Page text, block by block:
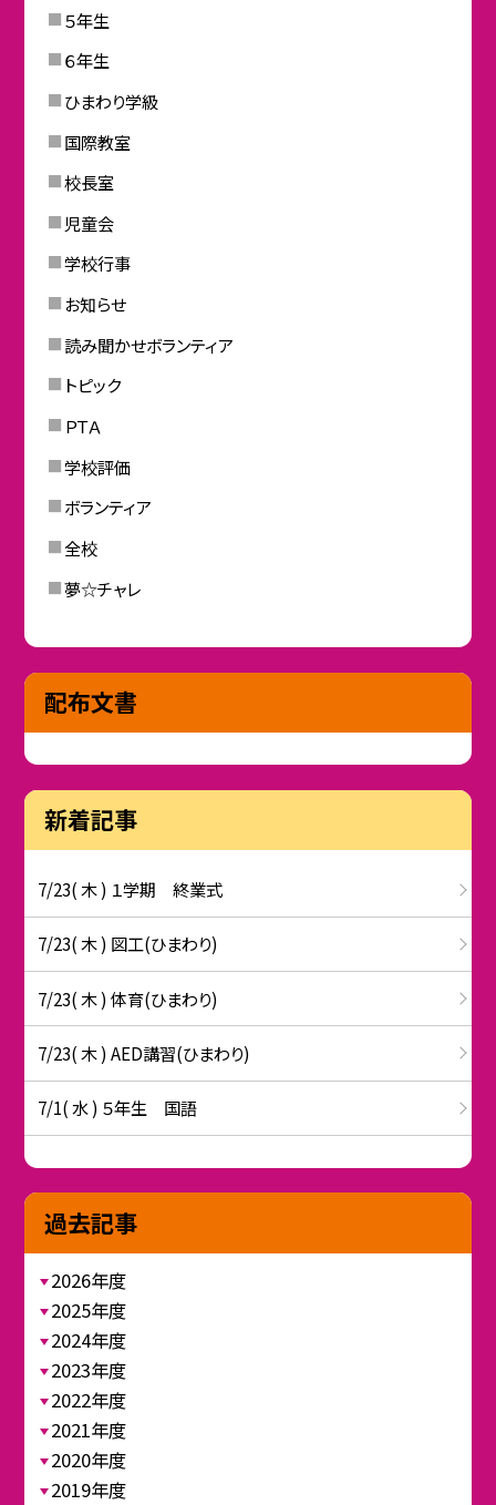
５年生
６年生
ひまわり学級
国際教室
校長室
児童会
学校行事
お知らせ
読み聞かせボランティア
トピック
ＰＴＡ
学校評価
ボランティア
全校
夢☆チャレ
配布文書
新着記事
7/23( 木 ) １学期 終業式
7/23( 木 ) 図工(ひまわり)
7/23( 木 ) 体育(ひまわり)
7/23( 木 ) AED講習(ひまわり)
7/1( 水 ) ５年生 国語
過去記事
2026年度
2025年度
2024年度
2023年度
2022年度
2021年度
2020年度
2019年度